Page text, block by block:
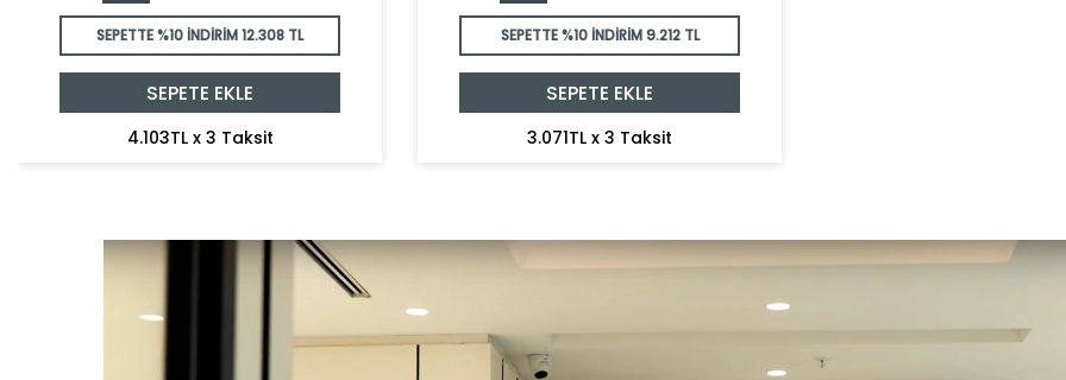
SEPETTE %10 İNDİRİM12.308 TL
SEPETE EKLE
4.103TL x 3 Taksit
SEPETTE %10 İNDİRİM9.212 TL
SEPETE EKLE
3.071TL x 3 Taksit